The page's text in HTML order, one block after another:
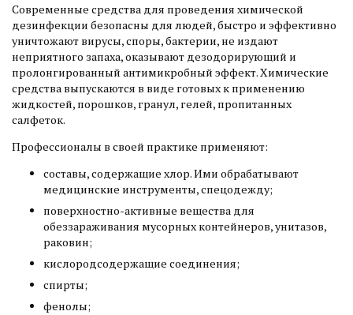
Современные средства для проведения химической
дезинфекции безопасны для людей, быстро и эффективно
уничтожают вирусы, споры, бактерии, не издают
неприятного запаха, оказывают дезодорирующий и
пролонгированный антимикробный эффект. Химические
средства выпускаются в виде готовых к применению
жидкостей, порошков, гранул, гелей, пропитанных
салфеток.
Профессионалы в своей практике применяют:
составы, содержащие хлор. Ими обрабатывают
медицинские инструменты, спецодежду;
поверхностно-активные вещества для
обеззараживания мусорных контейнеров, унитазов,
раковин;
кислородсодержащие соединения;
спирты;
фенолы;